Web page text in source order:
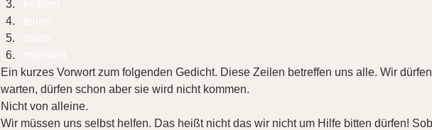
Ein kurzes Vorwort zum folgenden Gedicht. Diese Zeilen betreffen uns alle. Wir
warten, dürfen schon aber sie wird nicht kommen.
Nicht von alleine.
Wir müssen uns selbst helfen. Das heißt nicht das wir nicht um Hilfe bitten dürfen!